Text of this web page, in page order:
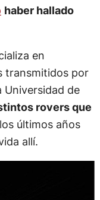
haber hallado
en
transmitidos por
de
rovers que
últimos años
allí.